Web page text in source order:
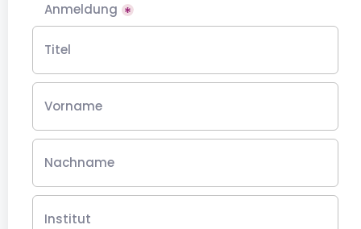
Anmeldung
Titel
Vorname
Nachname
Institut